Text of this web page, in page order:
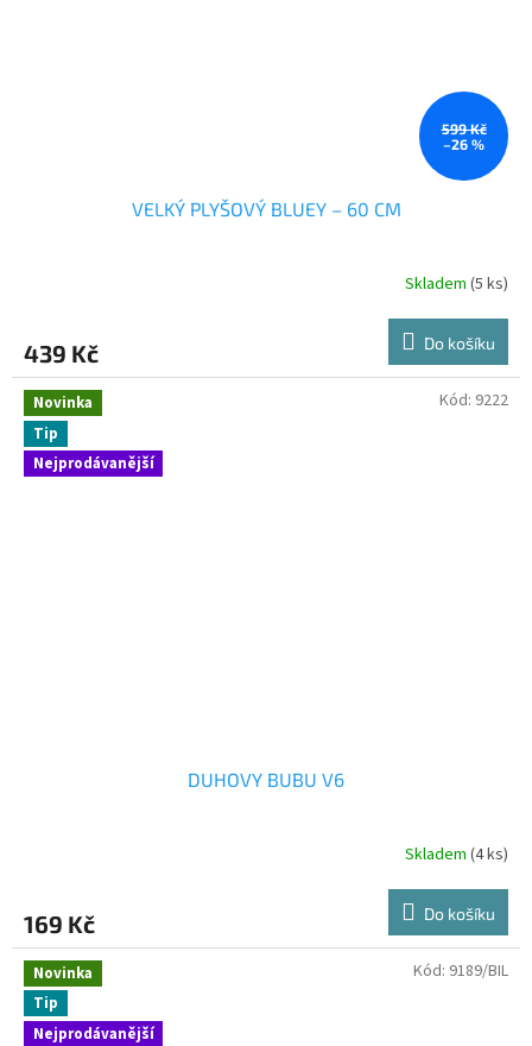
599 Kč
–26 %
VELKÝ PLYŠOVÝ BLUEY – 60 CM
Skladem (5 ks)
439 Kč Do košíku
Novinka
Tip
Nejprodávanější
DUHOVY BUBU V6
Skladem (4 ks)
169 Kč Do košíku
Kód: 9222
Novinka
Tip
Nejprodávanější
Kód: 9189/BIL